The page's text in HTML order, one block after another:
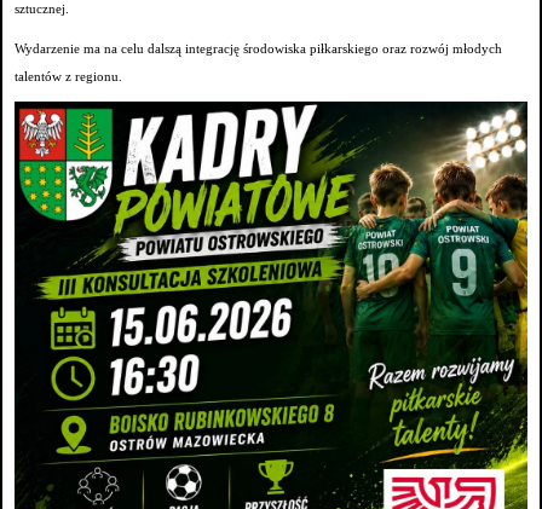
sztucznej.
Wydarzenie ma na celu dalszą integrację środowiska piłkarskiego oraz rozwój młodych
talentów z regionu.